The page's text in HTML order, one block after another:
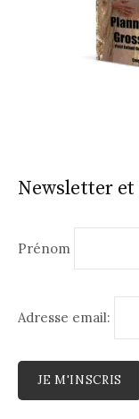
Newsletter et
Prénom
Adresse email: